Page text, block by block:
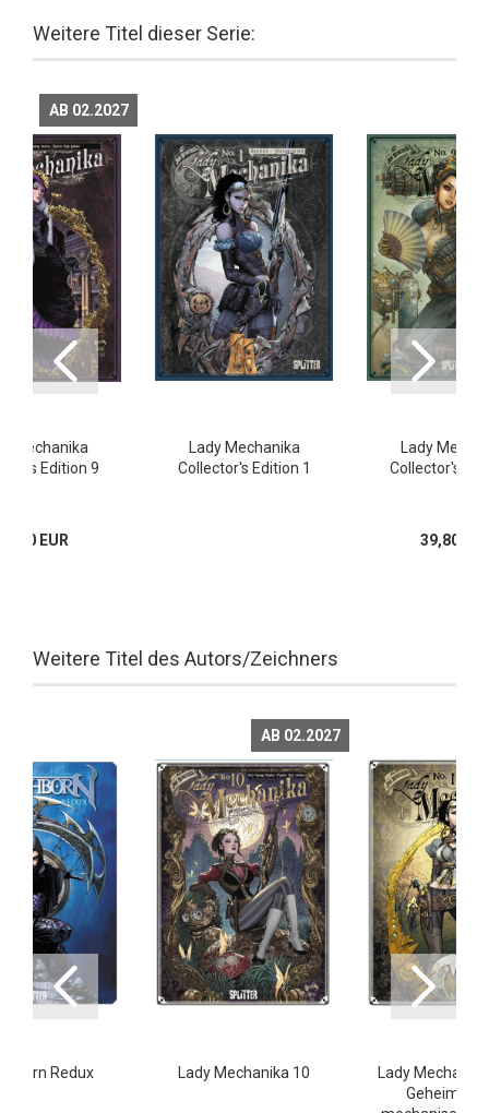
Weitere Titel dieser Serie:
AB 02.2027
Mechanika
Edition 9
EUR
Lady Mechanika
Collector's Edition 1
Lady
Collector's
39,80
Weitere Titel des Autors/Zeichners
Redux
AB 02.2027
Lady Mechanika 10
Lady
Geheimnis